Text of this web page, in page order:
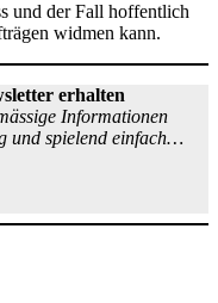
und der Fall hoffentlich
widmen kann.
erhalten
Informationen
und spielend einfach…